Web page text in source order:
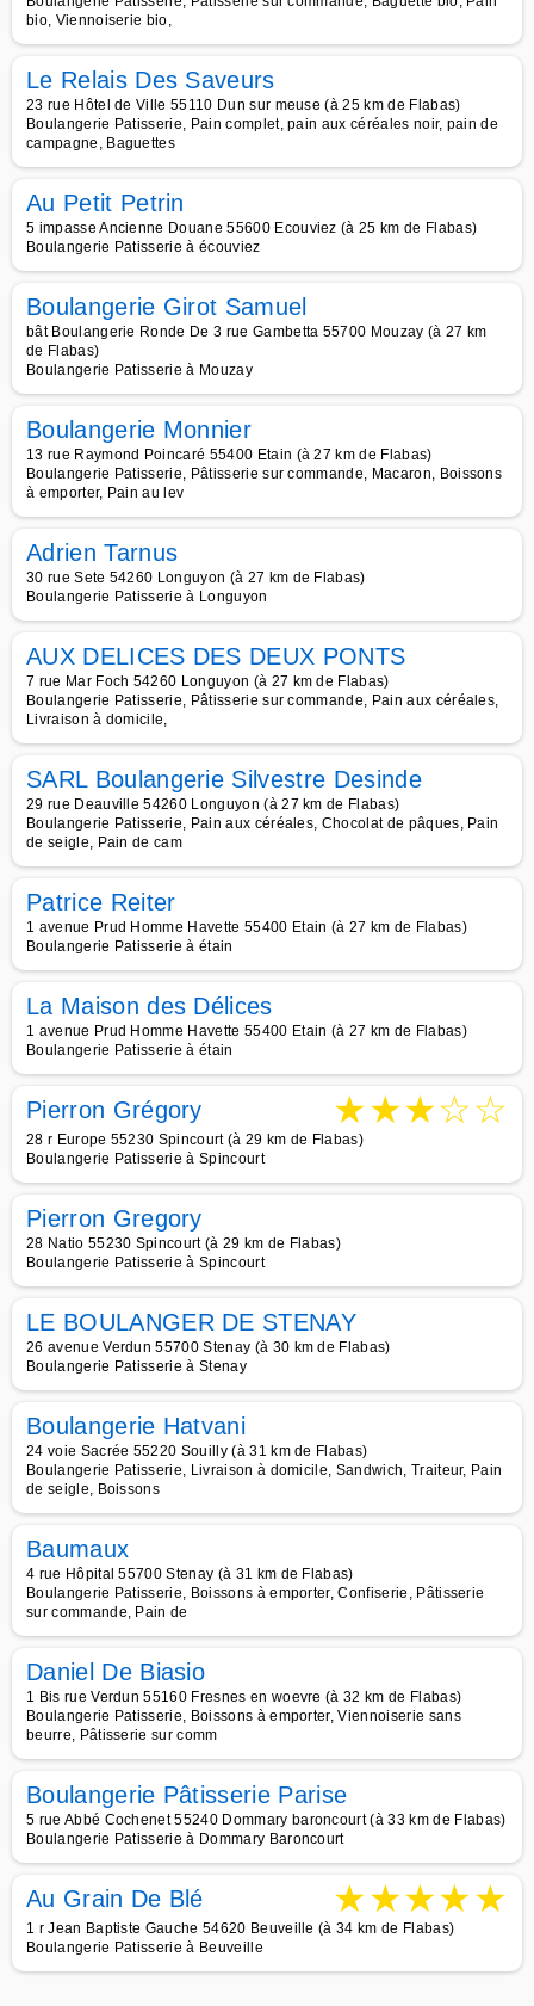
bio, Viennoiserie bio,
Le Relais Des Saveurs
23 rue Hôtel de Ville 55110 Dun sur meuse (à 25 km de Flabas)
Boulangerie Patisserie, Pain complet, pain aux céréales noir, pain de
campagne, Baguettes
Au Petit Petrin
5 impasse Ancienne Douane 55600 Ecouviez (à 25 km de Flabas)
Boulangerie Patisserie à écouviez
Boulangerie Girot Samuel
bât Boulangerie Ronde De 3 rue Gambetta 55700 Mouzay (à 27 km
de Flabas)
Boulangerie Patisserie à Mouzay
Boulangerie Monnier
13 rue Raymond Poincaré 55400 Etain (à 27 km de Flabas)
Boulangerie Patisserie, Pâtisserie sur commande, Macaron, Boissons
à emporter, Pain au lev
Adrien Tarnus
30 rue Sete 54260 Longuyon (à 27 km de Flabas)
Boulangerie Patisserie à Longuyon
AUX DELICES DES DEUX PONTS
7 rue Mar Foch 54260 Longuyon (à 27 km de Flabas)
Boulangerie Patisserie, Pâtisserie sur commande, Pain aux céréales,
Livraison à domicile,
SARL Boulangerie Silvestre Desinde
29 rue Deauville 54260 Longuyon (à 27 km de Flabas)
Boulangerie Patisserie, Pain aux céréales, Chocolat de pâques, Pain
de seigle, Pain de cam
Patrice Reiter
1 avenue Prud Homme Havette 55400 Etain (à 27 km de Flabas)
Boulangerie Patisserie à étain
La Maison des Délices
1 avenue Prud Homme Havette 55400 Etain (à 27 km de Flabas)
Boulangerie Patisserie à étain
Pierron Grégory ★★★☆☆
28 r Europe 55230 Spincourt (à 29 km de Flabas)
Boulangerie Patisserie à Spincourt
Pierron Gregory
28 Natio 55230 Spincourt (à 29 km de Flabas)
Boulangerie Patisserie à Spincourt
LE BOULANGER DE STENAY
26 avenue Verdun 55700 Stenay (à 30 km de Flabas)
Boulangerie Patisserie à Stenay
Boulangerie Hatvani
24 voie Sacrée 55220 Souilly (à 31 km de Flabas)
Boulangerie Patisserie, Livraison à domicile, Sandwich, Traiteur, Pain
de seigle, Boissons
Baumaux
4 rue Hôpital 55700 Stenay (à 31 km de Flabas)
Boulangerie Patisserie, Boissons à emporter, Confiserie, Pâtisserie
sur commande, Pain de
Daniel De Biasio
1 Bis rue Verdun 55160 Fresnes en woevre (à 32 km de Flabas)
Boulangerie Patisserie, Boissons à emporter, Viennoiserie sans
beurre, Pâtisserie sur comm
Boulangerie Pâtisserie Parise
5 rue Abbé Cochenet 55240 Dommary baroncourt (à 33 km de Flabas)
Boulangerie Patisserie à Dommary Baroncourt
Au Grain De Blé ★★★★★
1 r Jean Baptiste Gauche 54620 Beuveille (à 34 km de Flabas)
Boulangerie Patisserie à Beuveille